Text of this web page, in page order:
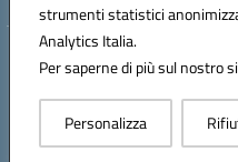
strumenti statistici
Analytics Italia.
Per saperne di più sul nostro
Personalizza
Hosting &
Concept &